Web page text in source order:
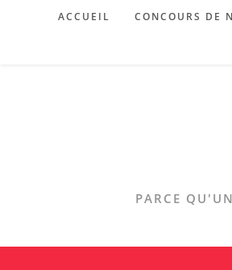
ACCUEIL CONCOURS DE
PARCE